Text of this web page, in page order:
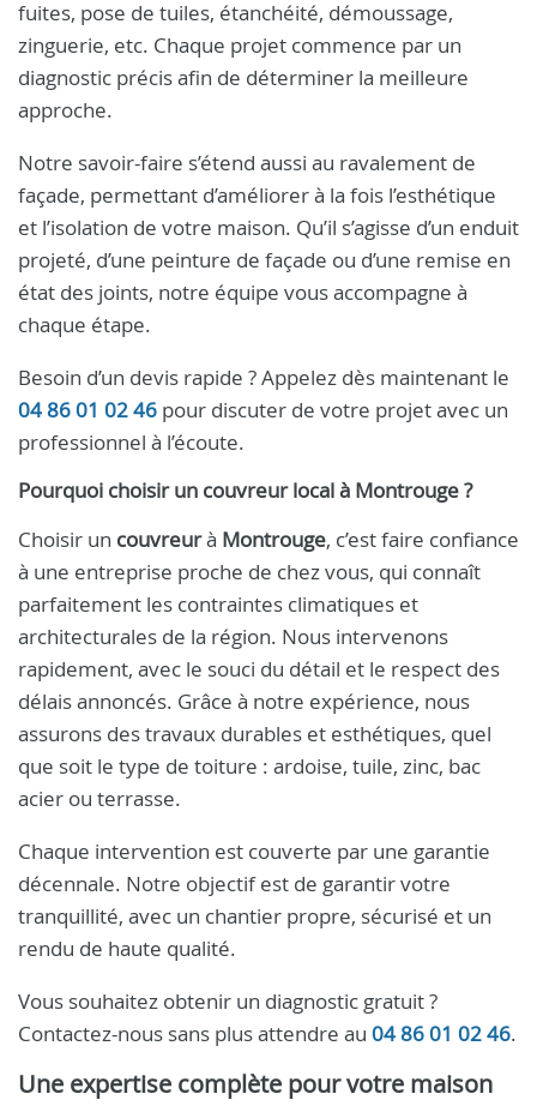
fuites, pose de tuiles, étanchéité, démoussage,
zinguerie, etc. Chaque projet commence par un
diagnostic précis afin de déterminer la meilleure
approche.
Notre savoir-faire s’étend aussi au ravalement de
façade, permettant d’améliorer à la fois l’esthétique
et l’isolation de votre maison. Qu’il s’agisse d’un enduit
projeté, d’une peinture de façade ou d’une remise en
état des joints, notre équipe vous accompagne à
chaque étape.
Besoin d’un devis rapide ? Appelez dès maintenant le
04 86 01 02 46 pour discuter de votre projet avec un
professionnel à l’écoute.
Pourquoi choisir un couvreurlocal à Montrouge?
Choisir un couvreurà Montrouge, c’est faire confiance
à une entreprise proche de chez vous, qui connaît
parfaitement les contraintes climatiques et
architecturales de la région. Nous intervenons
rapidement, avec le souci du détail et le respect des
délais annoncés. Grâce à notre expérience, nous
assurons des travaux durables et esthétiques, quel
que soit le type de toiture : ardoise, tuile, zinc, bac
acier ou terrasse.
Chaque intervention est couverte par une garantie
décennale. Notre objectif est de garantir votre
tranquillité, avec un chantier propre, sécurisé et un
rendu de haute qualité.
Vous souhaitez obtenir un diagnostic gratuit ?
Contactez-nous sans plus attendre au 04 86 01 02 46.
Une expertise complète pour votre maison